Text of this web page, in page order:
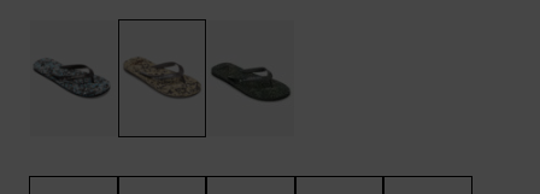
aux
les plus
fréquentes
contact.